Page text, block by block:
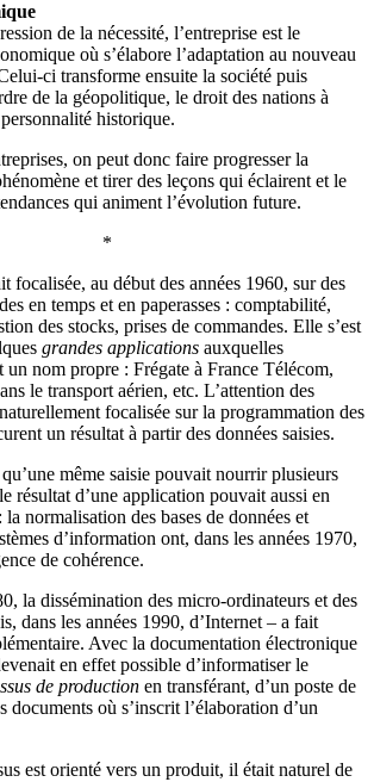
de la nécessité, l’entreprise est le
où s’élabore l’adaptation au nouveau
ci transforme ensuite la société puis
de la géopolitique, le droit des nations à
historique.
on peut donc faire progresser la
et tirer des leçons qui éclairent et le
qui animent l’évolution future.
*
focalisée, au début des années 1960, sur des
en temps et en paperasses : comptabilité,
des stocks, prises de commandes. Elle s’est
grandes applications auxquelles
un nom propre : Frégate à France Télécom,
le transport aérien, etc. L’attention des
focalisée sur la programmation des
un résultat à partir des données saisies.
même saisie pouvait nourrir plusieurs
résultat d’une application pouvait aussi en
normalisation des bases de données et
d’information ont, dans les années 1970,
de cohérence.
la dissémination des micro-ordinateurs et des
dans les années 1990, d’Internet – a fait
Avec la documentation électronique
en effet possible d’informatiser le
de production en transférant, d’un poste de
documents où s’inscrit l’élaboration d’un
est orienté vers un produit, il était naturel de